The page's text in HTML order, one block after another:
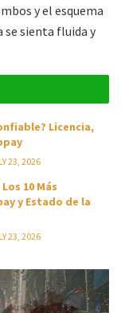
y el esquema
se sienta fluida y
Licencia,
23, 2026
10 Más
y Estado de la
23, 2026